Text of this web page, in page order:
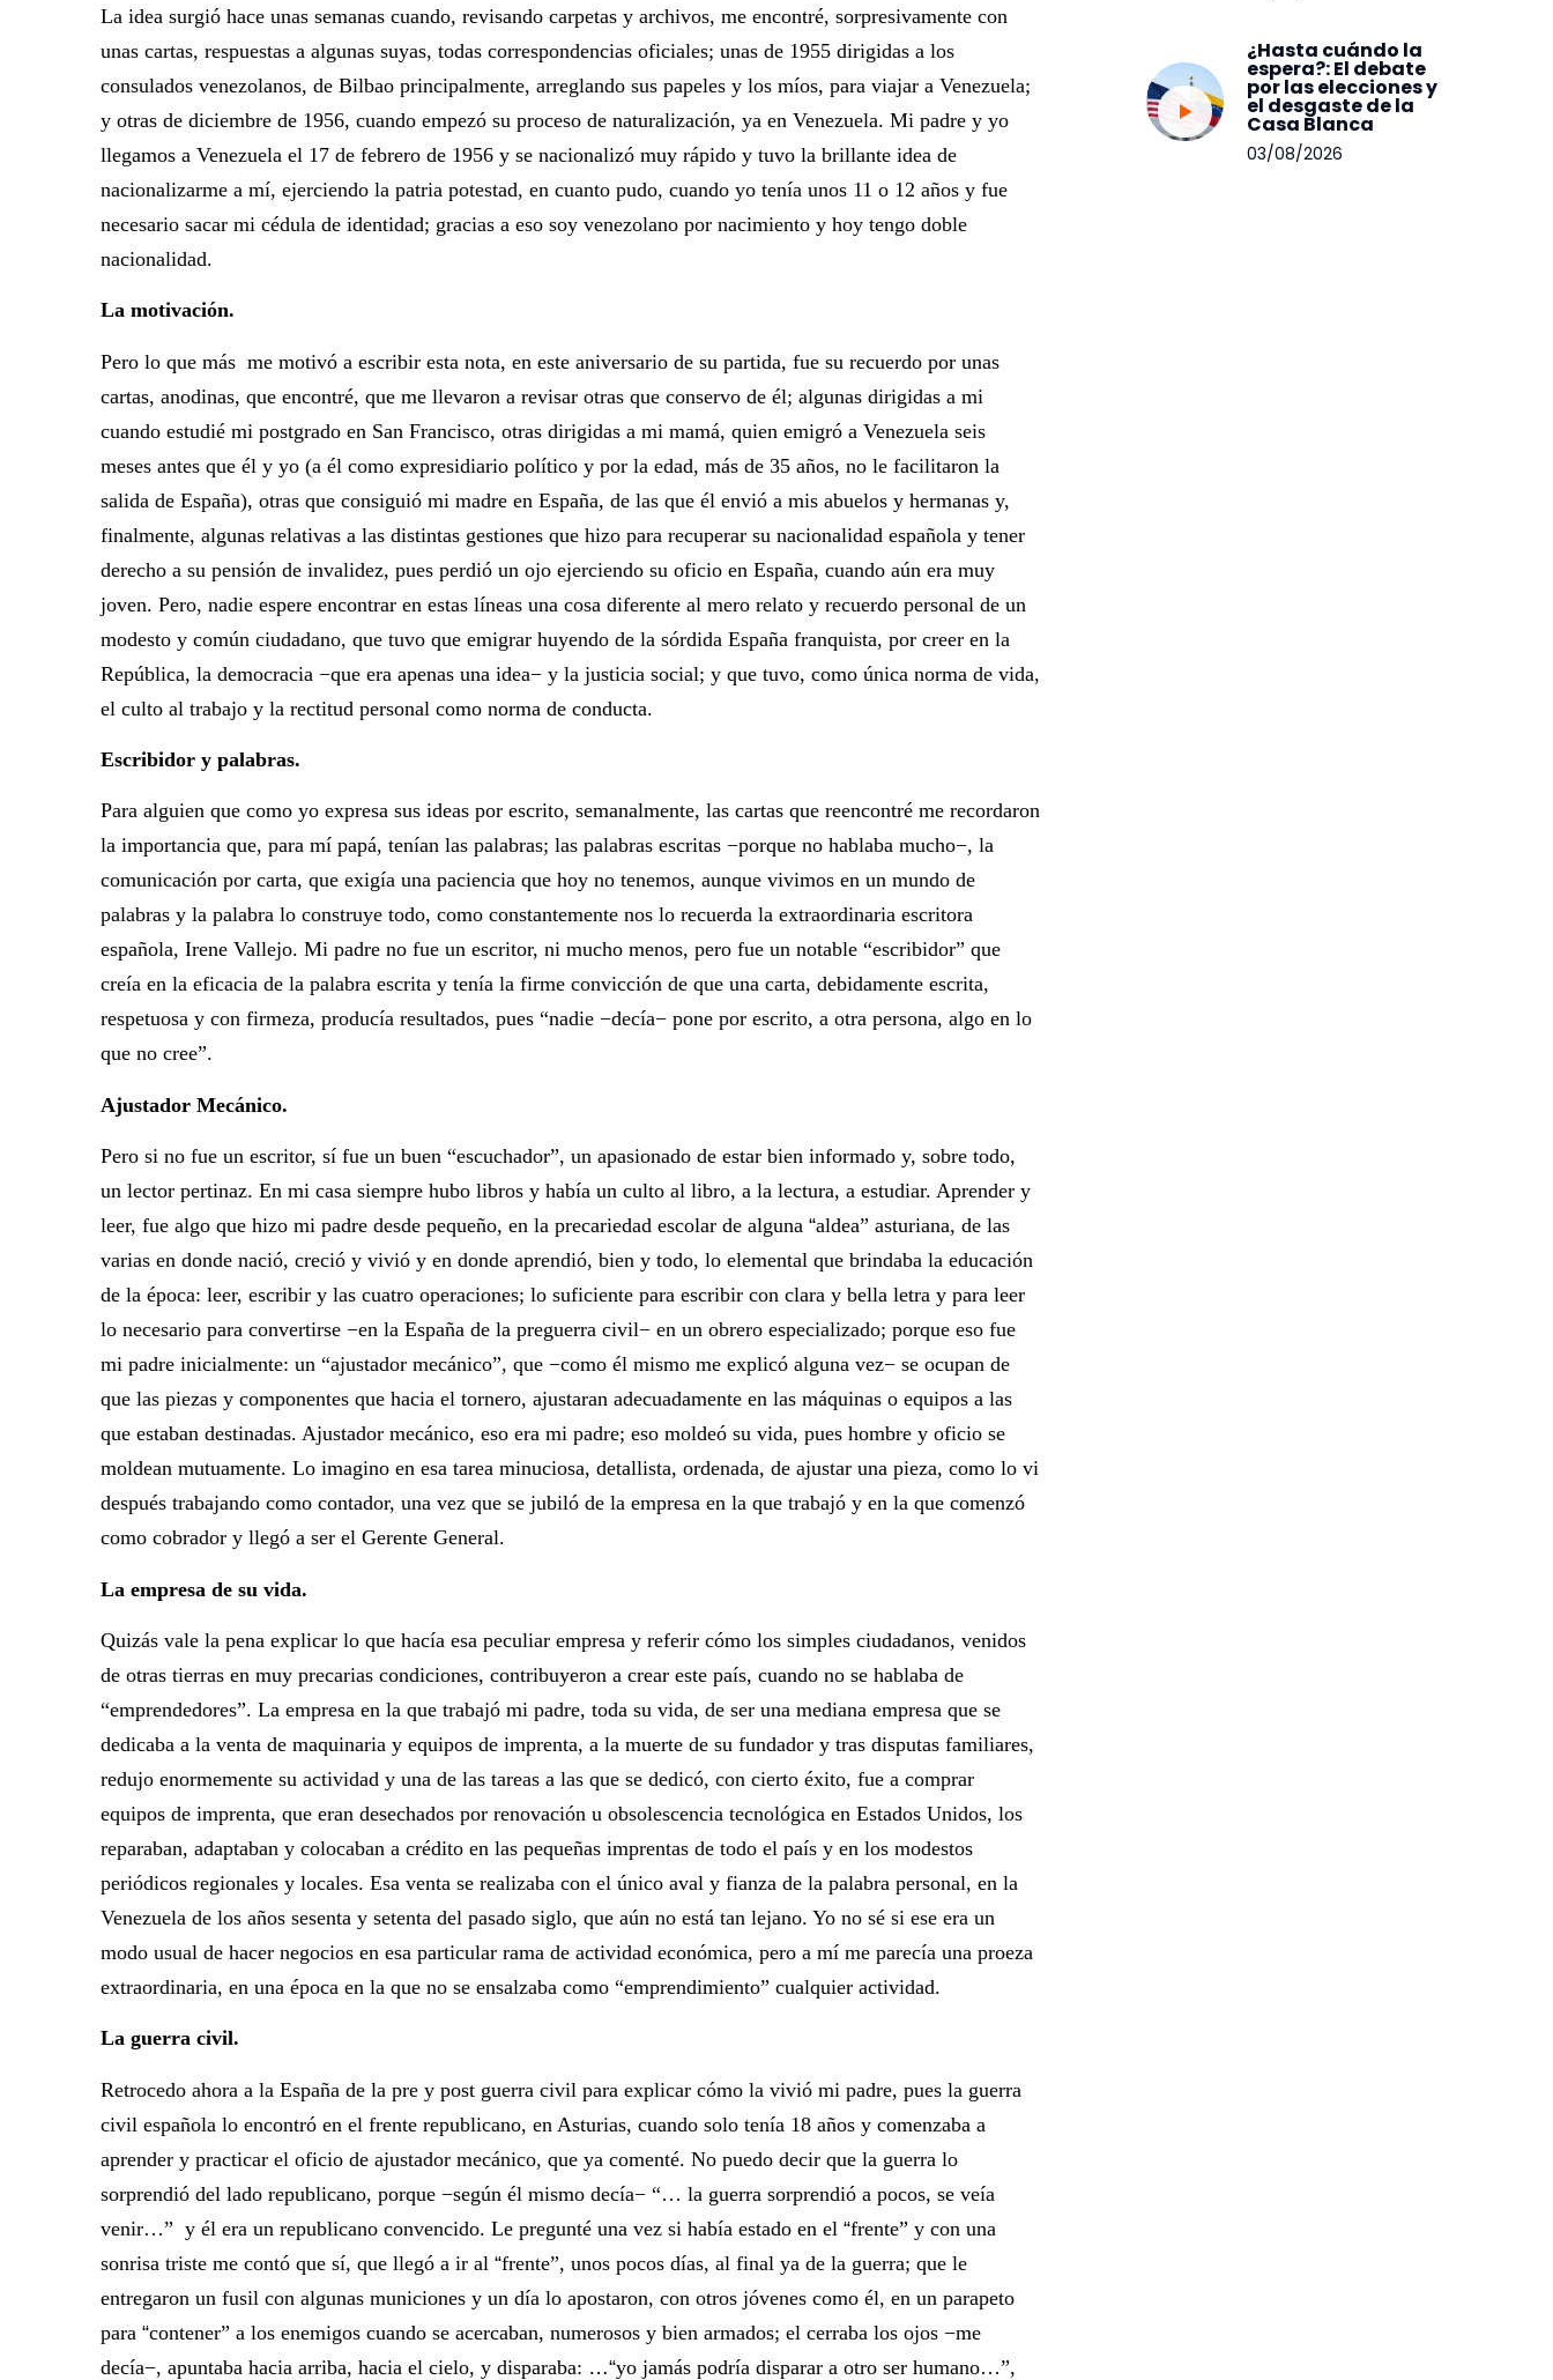
La idea surgió hace unas semanas cuando, revisando carpetas y archivos, me encontré, sorpresivamente con
unas cartas, respuestas a algunas suyas, todas correspondencias oficiales; unas de 1955 dirigidas a los
consulados venezolanos, de Bilbao principalmente, arreglando sus papeles y los míos, para viajar a Venezuela;
y otras de diciembre de 1956, cuando empezó su proceso de naturalización, ya en Venezuela. Mi padre y yo
llegamos a Venezuela el 17 de febrero de 1956 y se nacionalizó muy rápido y tuvo la brillante idea de
nacionalizarme a mí, ejerciendo la patria potestad, en cuanto pudo, cuando yo tenía unos 11 o 12 años y fue
necesario sacar mi cédula de identidad; gracias a eso soy venezolano por nacimiento y hoy tengo doble
nacionalidad.
La motivación.
Pero lo que más me motivó a escribir esta nota, en este aniversario de su partida, fue su recuerdo por unas
cartas, anodinas, que encontré, que me llevaron a revisar otras que conservo de él; algunas dirigidas a mi
cuando estudié mi postgrado en San Francisco, otras dirigidas a mi mamá, quien emigró a Venezuela seis
meses antes que él y yo (a él como expresidiario político y por la edad, más de 35 años, no le facilitaron la
salida de España), otras que consiguió mi madre en España, de las que él envió a mis abuelos y hermanas y,
finalmente, algunas relativas a las distintas gestiones que hizo para recuperar su nacionalidad española y tener
derecho a su pensión de invalidez, pues perdió un ojo ejerciendo su oficio en España, cuando aún era muy
joven. Pero, nadie espere encontrar en estas líneas una cosa diferente al mero relato y recuerdo personal de un
modesto y común ciudadano, que tuvo que emigrar huyendo de la sórdida España franquista, por creer en la
República, la democracia −que era apenas una idea− y la justicia social; y que tuvo, como única norma de vida,
el culto al trabajo y la rectitud personal como norma de conducta.
Escribidor y palabras.
Para alguien que como yo expresa sus ideas por escrito, semanalmente, las cartas que reencontré me recordaron
la importancia que, para mí papá, tenían las palabras; las palabras escritas −porque no hablaba mucho−, la
comunicación por carta, que exigía una paciencia que hoy no tenemos, aunque vivimos en un mundo de
palabras y la palabra lo construye todo, como constantemente nos lo recuerda la extraordinaria escritora
española, Irene Vallejo. Mi padre no fue un escritor, ni mucho menos, pero fue un notable “escribidor” que
creía en la eficacia de la palabra escrita y tenía la firme convicción de que una carta, debidamente escrita,
respetuosa y con firmeza, producía resultados, pues “nadie −decía− pone por escrito, a otra persona, algo en lo
que no cree”.
Ajustador Mecánico.
Pero si no fue un escritor, sí fue un buen “escuchador”, un apasionado de estar bien informado y, sobre todo,
un lector pertinaz. En mi casa siempre hubo libros y había un culto al libro, a la lectura, a estudiar. Aprender y
leer, fue algo que hizo mi padre desde pequeño, en la precariedad escolar de alguna “‎aldea” asturiana, de las
varias en donde nació, creció y vivió y en donde aprendió, bien y todo, lo elemental que brindaba la educación
de la época: leer, escribir y las cuatro operaciones; lo suficiente para escribir con clara y bella letra y para leer
lo necesario para convertirse −en la España de la preguerra civil− en un obrero especializado; porque eso fue
mi padre inicialmente: un “ajustador mecánico”, que −como él mismo me explicó alguna vez− se ocupan de
que las piezas y componentes que hacia el tornero, ajustaran adecuadamente en las máquinas o equipos a las
que estaban destinadas. Ajustador mecánico, eso era mi padre; eso moldeó su vida, pues hombre y oficio se
moldean mutuamente. Lo imagino en esa tarea minuciosa, detallista, ordenada, de ajustar una pieza, como lo vi
después trabajando como contador, una vez que se jubiló de la empresa en la que trabajó y en la que comenzó
como cobrador y llegó a ser el Gerente General.
La empresa de su vida.
Quizás vale la pena explicar lo que hacía esa peculiar empresa y referir cómo los simples ciudadanos, venidos
de otras tierras en muy precarias condiciones, contribuyeron a crear este país, cuando no se hablaba de
“emprendedores”. La empresa en la que trabajó mi padre, toda su vida, de ser una mediana empresa que se
dedicaba a la venta de maquinaria y equipos de imprenta, a la muerte de su fundador y tras disputas familiares,
redujo enormemente su actividad y una de las tareas a las que se dedicó, con cierto éxito, fue a comprar
equipos de imprenta, que eran desechados por renovación u obsolescencia tecnológica en Estados Unidos, los
reparaban, adaptaban y colocaban a crédito en las pequeñas imprentas de todo el país y en los modestos
periódicos regionales y locales. Esa venta se realizaba con el único aval y fianza de la palabra personal, en la
Venezuela de los años sesenta y setenta del pasado siglo, que aún no está tan lejano. Yo no sé si ese era un
modo usual de hacer negocios en esa particular rama de actividad económica, pero a mí me parecía una proeza
extraordinaria, en una época en la que no se ensalzaba como “emprendimiento” cualquier actividad.
La guerra civil.
Retrocedo ahora a la España de la pre y post guerra civil para explicar cómo la vivió mi padre, pues la guerra
civil española lo encontró en el frente republicano, en Asturias, cuando solo tenía 18 años y comenzaba a
aprender y practicar el oficio de ajustador mecánico, que ya comenté. No puedo decir que la guerra lo
sorprendió del lado republicano, porque −según él mismo decía− “… la guerra sorprendió a pocos, se veía
venir…” y él era un republicano convencido. Le pregunté una vez si había estado en el “‎frente” y con una
sonrisa triste me contó que sí, que llegó a ir al “‎frente”, unos pocos días, al final ya de la guerra; que le
entregaron un fusil con algunas municiones y un día lo apostaron, con otros jóvenes como él, en un parapeto
para “‎contener” a los enemigos cuando se acercaban, numerosos y bien armados; el cerraba los ojos −me
decía−, apuntaba hacia arriba, hacia el cielo, y disparaba: “…‎yo jamás podría disparar a otro ser humano…”,
¿Hasta cuándo la
espera?: El debate
por las elecciones y
el desgaste de la
Casa Blanca
03/08/2026